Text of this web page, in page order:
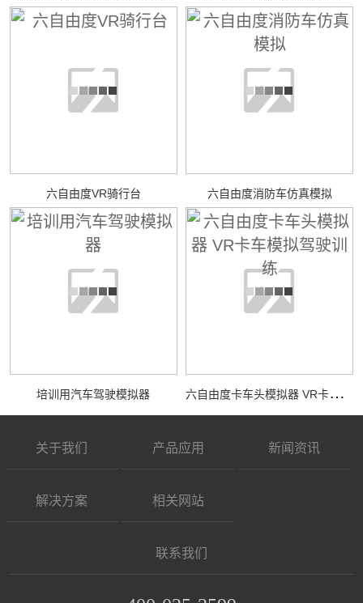
六自由度VR骑行台 六自由度消防车仿真模拟
培训用汽车驾驶模拟器 六
自由度卡车头模拟器 VR卡车模拟驾驶训练
关于我们 产品应用 新闻资讯
解决方案 相关网站
联系我们